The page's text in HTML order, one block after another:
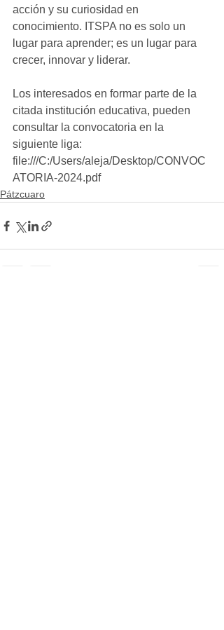
acción y su curiosidad en
conocimiento. ITSPA no es solo un
lugar para aprender; es un lugar para
crecer, innovar y liderar.
Los interesados en formar parte de la
citada institución educativa, pueden
consultar la convocatoria en la
siguiente liga:
file:///C:/Users/aleja/Desktop/CONVOC
ATORIA-2024.pdf
Pátzcuaro